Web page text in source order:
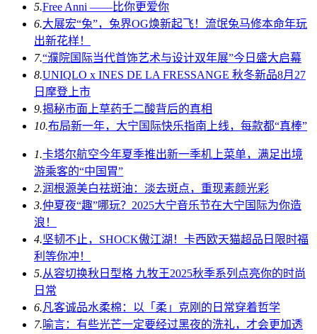
5.Free Anni ——比你更爱你
6.大展宏“兔”，兔界OG焕新起飞！流氓兔马修本命年玩
出新花样！
7.“濮院国际当代首饰艺术与设计双年展”今日盛大启幕
8.UNIQLO x INES DE LA FRESSANGE 秋冬新品8月27
日摩登上市
9.揭秘市面上草药壬二酸背后的真相
10.布局新一年，大宁国际快乐指南上线，每款都“真棒”
1.卡塔尔航空今年夏季推出新一季机上菜单，满足出境
游乘客的“中国胃”
2.润根源美白祛斑油：淡去斑点，重现素颜光彩
3.仲夏夜“趣”哪玩？2025大宁音乐节在大宁国际为你造
浪！
4.坚韧不止，SHOCK傲江湖！卡西欧天猫超品日限时福
利等你冲！
5.从容切换秋日型格 九牧王2025秋季系列点亮你的时尚
日常
6.凡客诚品水柔棉：以「柔」克刚的日常穿着哲学
7.喻言：有些光芒一定要经过黑夜的洗礼，才会更加透